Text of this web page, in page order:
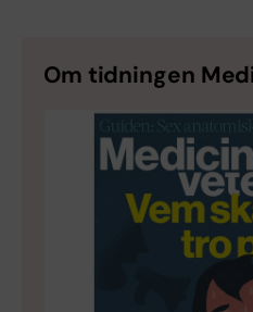
Om tidningen